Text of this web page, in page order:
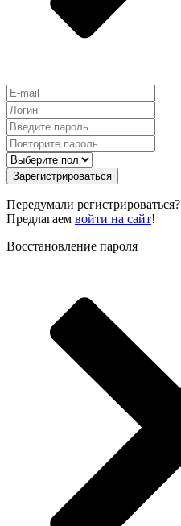
Зарегистрироваться
Передумали регистрироваться?
Предлагаем войти на сайт!
Восстановление пароля